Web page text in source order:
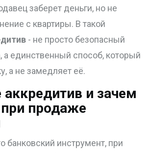
заберет деньги, но не
с квартиры. В такой
- не просто безопасный
а единственный способ, который
а не замедляет её.
аккредитив и зачем
продаже
банковский инструмент, при